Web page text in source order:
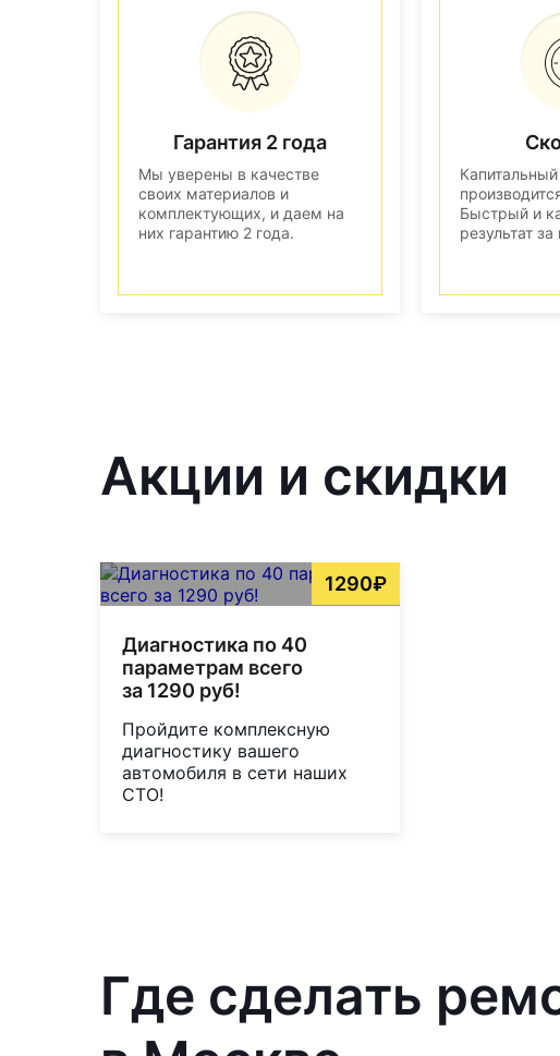
Гарантия 2 года
Мы уверены в качестве
своих материалов и
комплектующих, и даем на
них гарантию 2 года.
Быстрый и
результат
Акции и скидки
1290₽
Диагностика по 40
параметрам всего
за 1290 руб!
Пройдите комплексную
диагностику вашего
автомобиля в сети наших
СТО!
Где сделать